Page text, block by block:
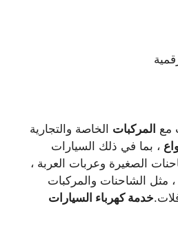
مع المركبات الخاصة والتجارية
، بما في ذلك السيارات
الصغيرة وعربات العربة ،
مثل الشاحنات والمركبات
خدمة كهرباء السيارات